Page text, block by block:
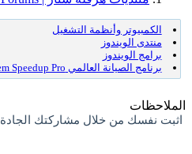
الكمبيوتر وأنظمة التشغيل
منتدى الويندوز
برامج الويندوز
برنامج الصيانة العالمي Avira System Speedup Pro
الملاحظات
اثبت نفسك من خلال مشاركتك الجادة